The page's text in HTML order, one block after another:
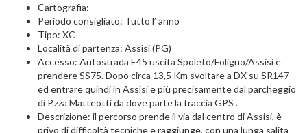
Cartografia:
Periodo consigliato: Tutto l’ anno
Tipo: XC
Località di partenza: Assisi (PG)
Accesso: Autostrada E45 uscita Spoleto/Foligno/Assisi e
prendere SS75. Dopo circa 13,5 Km svoltare a DX su SR147
ed entrare quindi in Assisi e più precisamente dal parcheggio
di P.zza Matteotti da dove parte la traccia GPS .
Descrizione: il percorso prende il via dal centro di Assisi, è
privo di difficoltà tecniche e raggiunge, con una lunga salita